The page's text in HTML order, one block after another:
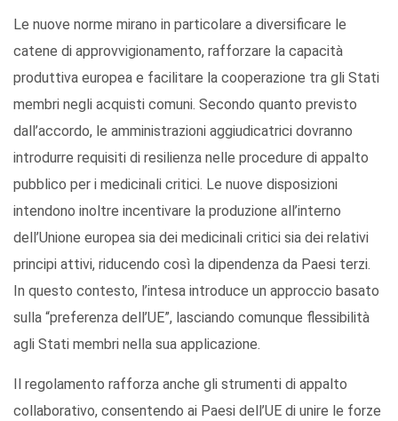
Le nuove norme mirano in particolare a diversificare le
catene di approvvigionamento, rafforzare la capacità
produttiva europea e facilitare la cooperazione tra gli Stati
membri negli acquisti comuni. Secondo quanto previsto
dall’accordo, le amministrazioni aggiudicatrici dovranno
introdurre requisiti di resilienza nelle procedure di appalto
pubblico per i medicinali critici. Le nuove disposizioni
intendono inoltre incentivare la produzione all’interno
dell’Unione europea sia dei medicinali critici sia dei relativi
principi attivi, riducendo così la dipendenza da Paesi terzi.
In questo contesto, l’intesa introduce un approccio basato
sulla “preferenza dell’UE”, lasciando comunque flessibilità
agli Stati membri nella sua applicazione.
Il regolamento rafforza anche gli strumenti di appalto
collaborativo, consentendo ai Paesi dell’UE di unire le forze